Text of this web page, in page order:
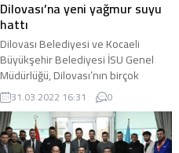
Dilovası’na yeni yağmur suyu
hattı
Dilovası Belediyesi ve Kocaeli
Büyükşehir Belediyesi İSU Genel
Müdürlüğü, Dilovası’nın birçok
noktasında yeni altyapı yatırımları
için çalışma ...
31.03.2022 16:31 0